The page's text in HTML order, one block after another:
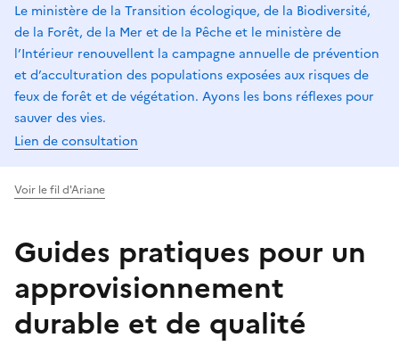
Le ministère de la Transition écologique, de la Biodiversité,
de la Forêt, de la Mer et de la Pêche et le ministère de
l’Intérieur renouvellent la campagne annuelle de prévention
et d’acculturation des populations exposées aux risques de
feux de forêt et de végétation. Ayons les bons réflexes pour
sauver des vies.
Lien de consultation
Voir le fil d'Ariane
Guides pratiques pour un
approvisionnement
durable et de qualité